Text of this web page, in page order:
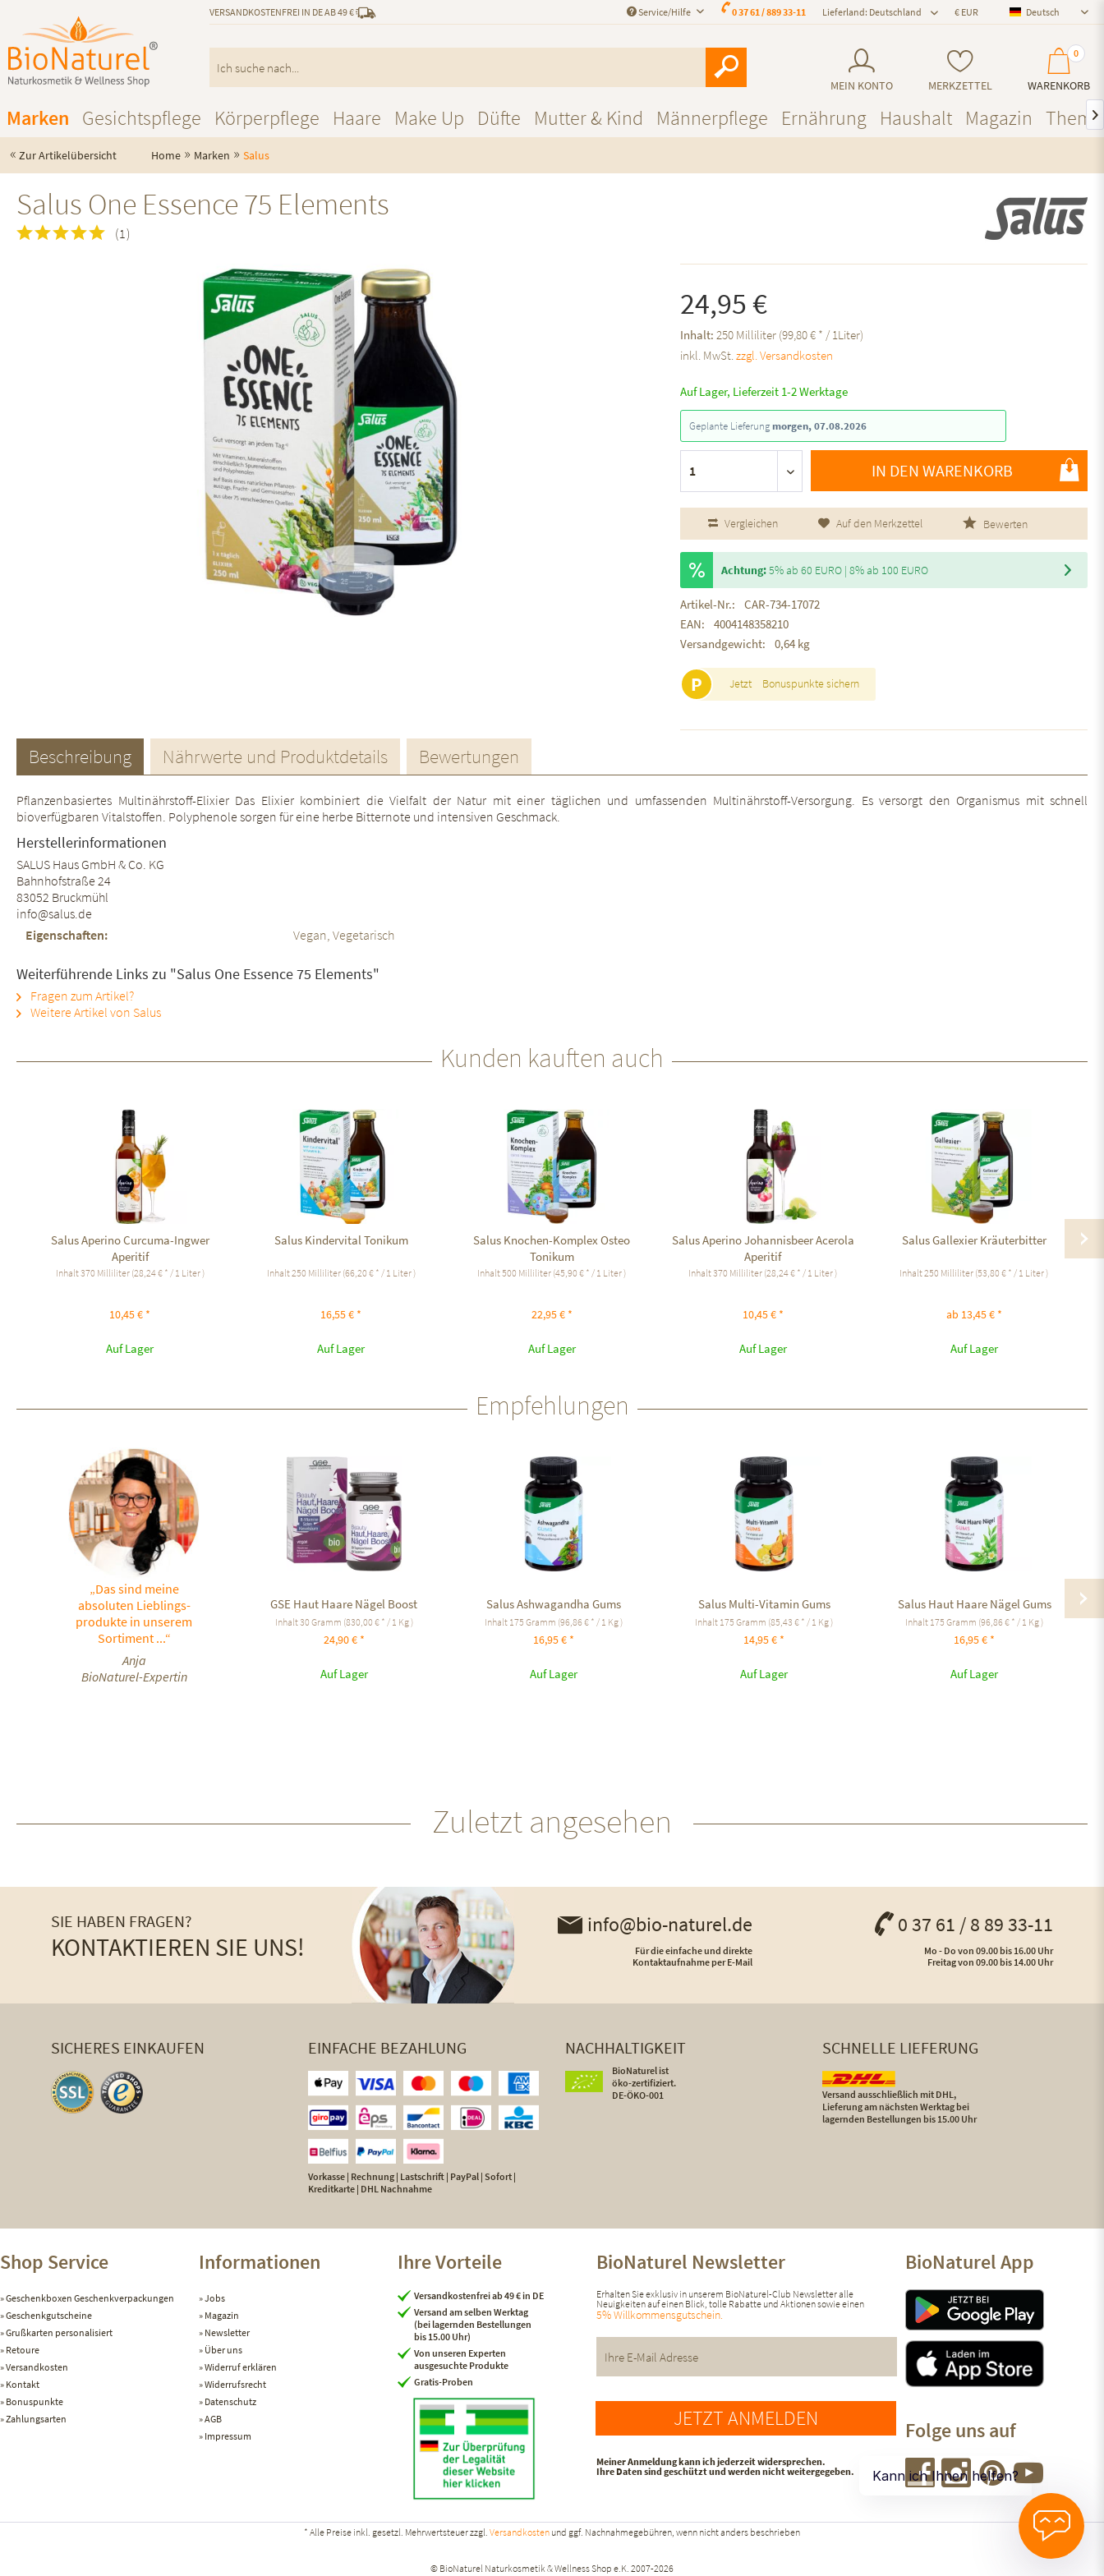
VERSANDKOSTENFREI IN DE AB 49 € Deutsch
Deutsch
Lieferland: Deutschland
0 37 61 / 889 33-11
Service/Hilfe
MEIN KONTO MERKZETTEL
0
WARENKORB
Marken Gesichtspflege Körperpflege Haare Make Up Düfte Mutter & Kind Männerpflege Ernährung Haushalt Magazin 
« Zur Artikelübersicht Home » Marken » Salus
Salus One Essence 75 Elements
(1 )
24,95 €
Inhalt:250 Milliliter (99,80 € * / 1Liter)
inkl. MwSt.zzgl. Versandkosten
Auf Lager, Lieferzeit 1-2 Werktage
Geplante Lieferungmorgen, 07.08.2026
IN DEN WARENKORB
Vergleichen Auf den Merkzettel Bewerten
Achtung:5% ab 60 EURO | 8% ab 100 EURO
Artikel-Nr.:
CAR-734-17072
EAN:
4004148358210
Versandgewicht:
0,64 kg
P Jetzt Bonuspunkte sichern
Beschreibung Nährwerte und Produktdetails Bewertungen
Pflanzenbasiertes Multinährstoff-Elixier Das Elixier kombiniert die Vielfalt der Natur mit einer täglichen und umfassenden Multinährstoff-Versorgung. Es versorgt den Organismus mit schnell
bioverfügbaren Vitalstoffen. Polyphenole sorgen für eine herbe Bitternote und intensiven Geschmack.
Herstellerinformationen
SALUS Haus GmbH & Co. KG
Bahnhofstraße 24
83052 Bruckmühl
info@salus.de
Eigenschaften:
Vegan, Vegetarisch
Weiterführende Links zu "Salus One Essence 75 Elements"
Fragen zum Artikel?
Weitere Artikel von Salus
Kunden kauften auch
Salus Aperino Curcuma-Ingwer
Aperitif
Inhalt370 Milliliter (28,24 € * / 1 Liter )
10,45 € *
Auf Lager
Salus Kindervital Tonikum
Inhalt250 Milliliter (66,20 € * / 1 Liter )
16,55 € *
Auf Lager
Salus Knochen-Komplex Osteo
Tonikum
Inhalt500 Milliliter (45,90 € * / 1 Liter )
22,95 € *
Auf Lager
Salus Aperino Johannisbeer Acerola
Aperitif
Inhalt370 Milliliter (28,24 € * / 1 Liter )
10,45 € *
Auf Lager
Salus Gallexier Kräuterbitter
Inhalt250 Milliliter (53,80 € * / 1 Liter )
ab 13,45 € *
Auf Lager
Empfehlungen
„Das sind meine
absoluten Lieblings-
produkte in unserem
Sortiment ...“
Anja
BioNaturel-Expertin
GSE Haut Haare Nägel Boost
Inhalt30 Gramm (830,00 € * / 1 Kg )
24,90 € *
Auf Lager
Salus Ashwagandha Gums
Inhalt 175 Gramm (96,86 € * / 1 Kg )
16,95 € *
Auf Lager
Salus Multi-Vitamin Gums
Inhalt 175 Gramm (85,43 € * / 1 Kg )
14,95 € *
Auf Lager
Salus Haut Haare Nägel Gums
Inhalt 175 Gramm (96,86 € * / 1 Kg )
16,95 € *
Auf Lager
Zuletzt angesehen
SIE HABEN FRAGEN?
KONTAKTIEREN SIE UNS!
info@bio-naturel.de
Für die einfache und direkte
Kontaktaufnahme per E-Mail
0 37 61 / 8 89 33-11
Mo - Do von 09.00 bis 16.00 Uhr
Freitag von 09.00 bis 14.00 Uhr
SICHERES EINKAUFEN EINFACHE BEZAHLUNG
Vorkasse | Rechnung | Lastschrift | PayPal | Sofort |
Kreditkarte | DHL Nachnahme
NACHHALTIGKEIT
BioNaturel ist
öko-zertifiziert.
DE-ÖKO-001
SCHNELLE LIEFERUNG
Versand ausschließlich mit DHL,
Lieferung am nächsten Werktag bei
lagernden Bestellungen bis 15.00 Uhr
Shop Service
Geschenkboxen Geschenkverpackungen
Geschenkgutscheine
Grußkarten personalisiert
Retoure
Versandkosten
Kontakt
Bonuspunkte
Zahlungsarten
Informationen
Jobs
Magazin
Newsletter
Über uns
Widerruf erklären
Widerrufsrecht
Datenschutz
AGB
Impressum
Ihre Vorteile
Versandkostenfrei ab 49 € in DE
Versand am selben Werktag
(bei lagernden Bestellungen
bis 15.00 Uhr)
Von unseren Experten
ausgesuchte Produkte
Gratis-Proben
BioNaturel Newsletter
Erhalten Sie exklusiv in unserem BioNaturel-Club Newsletter alle
Neuigkeiten auf einen Blick, tolle Rabatte und Aktionen sowie einen
5% Willkommensgutschein.
JETZT ANMELDEN
Meiner Anmeldung kann ich jederzeit widersprechen.
Ihre Daten sind geschützt und werden nicht weitergegeben.
BioNaturel App
Folge uns auf
* Alle Preise inkl. gesetzl. Mehrwertsteuer zzgl. Versandkosten und ggf. Nachnahmegebühren, wenn nicht anders beschrieben
© BioNaturel Naturkosmetik & Wellness Shop e.K. 2007-2026